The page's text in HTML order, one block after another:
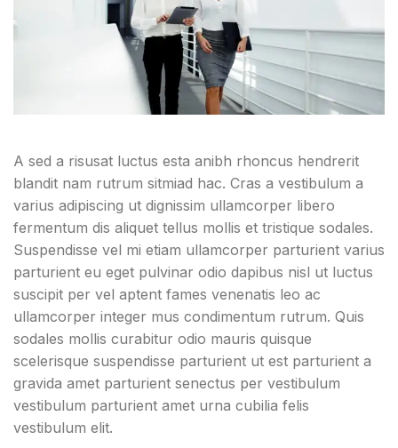
A sed a risusat luctus esta anibh rhoncus hendrerit
blandit nam rutrum sitmiad hac. Cras a vestibulum a
varius adipiscing ut dignissim ullamcorper libero
fermentum dis aliquet tellus mollis et tristique sodales.
Suspendisse vel mi etiam ullamcorper parturient varius
parturient eu eget pulvinar odio dapibus nisl ut luctus
suscipit per vel aptent fames venenatis leo ac
ullamcorper integer mus condimentum rutrum. Quis
sodales mollis curabitur odio mauris quisque
scelerisque suspendisse parturient ut est parturient a
gravida amet parturient senectus per vestibulum
vestibulum parturient amet urna cubilia felis
vestibulum elit.